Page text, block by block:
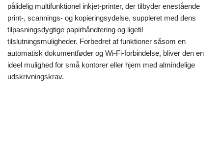
pålidelig multifunktionel inkjet-printer, der tilbyder enestående
print-, scannings- og kopieringsydelse, suppleret med dens
tilpasningsdygtige papirhåndtering og ligetil
tilslutningsmuligheder. Forbedret af funktioner såsom en
automatisk dokumentføder og Wi-Fi-forbindelse, bliver den en
ideel mulighed for små kontorer eller hjem med almindelige
udskrivningskrav.